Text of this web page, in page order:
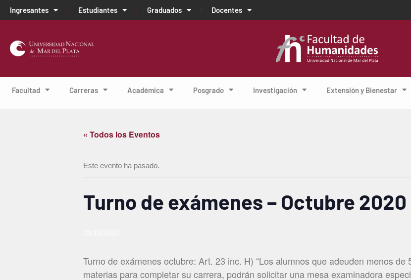
Ingresantes Estudiantes Graduados Docentes
Facultad Carreras Académica Posgrado Investigación Extensión y Bienestar
« Todos los Eventos
Este evento ha pasado.
Turno de exámenes − Octubre 2020
Turno de exámenes octubre: Art. 23 inc. H) “Los alumnos que adeuden menos de
materias para completar su carrera, podrán solicitar una mesa examinadora